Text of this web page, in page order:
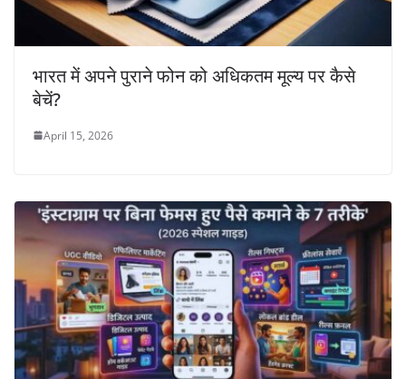
भारत में अपने पुराने फोन को अधिकतम मूल्य पर कैसे
बेचें?
April 15, 2026